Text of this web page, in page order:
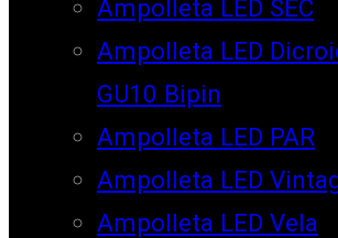
Ampolleta LED SEC
Ampolleta LED
GU10 Bipin
Ampolleta LED PAR
Ampolleta LED
Ampolleta LED Vela